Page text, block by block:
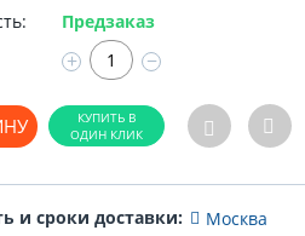
Предзаказ
+ −
и сроки доставки: Москва